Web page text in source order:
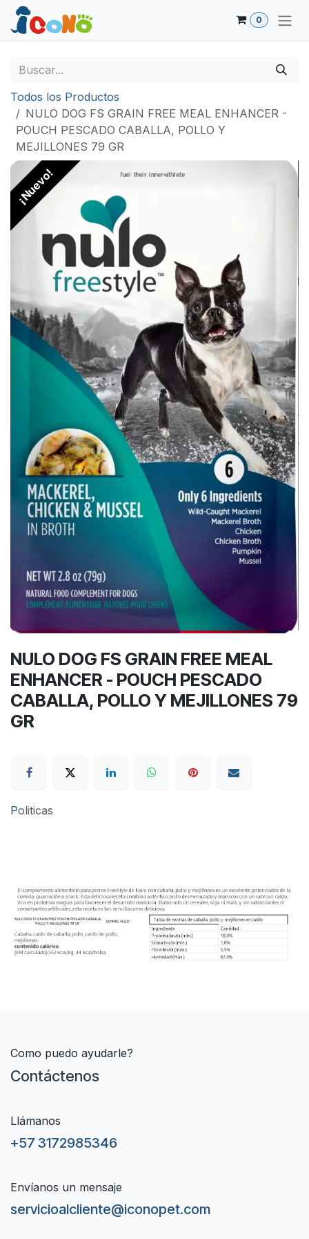
Ir al contenido
0
Todos los Productos
NULO DOG FS GRAIN FREE MEAL ENHANCER -
POUCH PESCADO CABALLA, POLLO Y
MEJILLONES 79 GR
¡Nuevo!
NULO DOG FS GRAIN FREE MEAL
ENHANCER - POUCH PESCADO
CABALLA, POLLO Y MEJILLONES 79
GR
Politicas
Como puedo ayudarle?
Contáctenos
Llámanos
+57 3172985346
Envíanos un mensaje
servicioalcliente@iconopet.com